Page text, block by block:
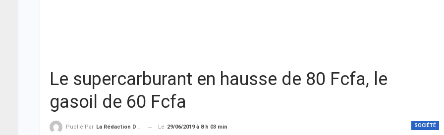
Le supercarburant en hausse de 80 Fcfa, le
gasoil de 60 Fcfa
SOCIÉTÉ
Publié Par La Rédaction De THIEYSENEGAL.com Le 29/06/2019 à 8 h 03 min